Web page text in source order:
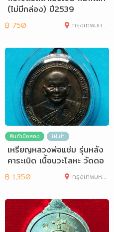
(ไม่มีกล่อง) ปี2539
฿ 750 กรุงเทพมหานคร
สินค้ามือสอง ให้เช่า
เหรียญหลวงพ่อแช่ม รุ่นหลัง
คาระเบิด เนื้อนวะโลหะ วัดดอ
นยายหอม
฿ 1,350 กรุงเทพมหานคร